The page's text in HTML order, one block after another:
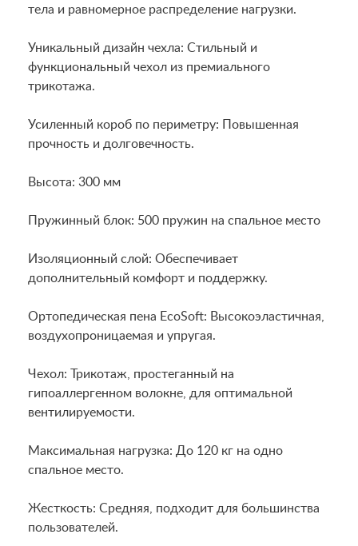
тела и равномерное распределение нагрузки.
Уникальный дизайн чехла: Стильный и
функциональный чехол из премиального
трикотажа.
Усиленный короб по периметру: Повышенная
прочность и долговечность.
Высота: 300 мм
Пружинный блок: 500 пружин на спальное место
Изоляционный слой: Обеспечивает
дополнительный комфорт и поддержку.
Ортопедическая пена EcoSoft: Высокоэластичная,
воздухопроницаемая и упругая.
Чехол: Трикотаж, простеганный на
гипоаллергенном волокне, для оптимальной
вентилируемости.
Максимальная нагрузка: До 120 кг на одно
спальное место.
Жесткость: Средняя, подходит для большинства
пользователей.